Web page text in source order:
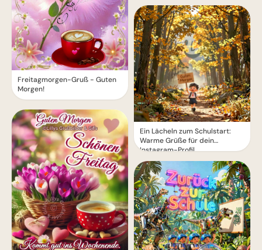
Freitagmorgen-Gruß - Guten
Morgen!
Ein Lächeln zum Schulstart:
Warme Grüße für dein
Instagram-Profil